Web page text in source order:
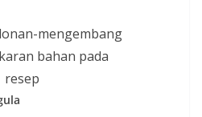
bahan pada
resep